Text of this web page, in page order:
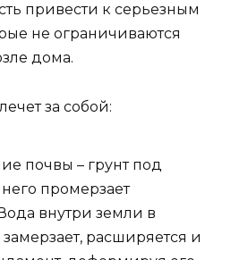
привести к серьезным
не ограничиваются
дома.
за собой:
почвы – грунт под
промерзает
внутри земли в
расширяется и